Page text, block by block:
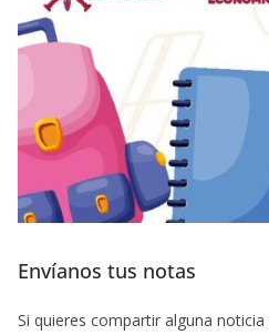
Envíanos tus notas
Si quieres compartir alguna